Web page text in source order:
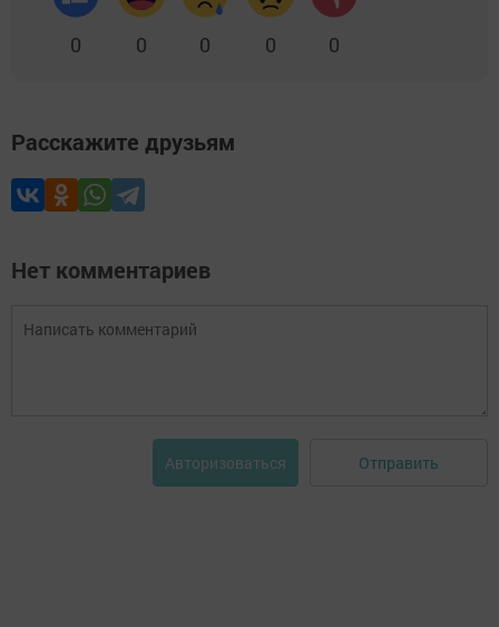
0 0 0 0 0
Расскажите друзьям
Нет комментариев
Авторизоваться Отправить